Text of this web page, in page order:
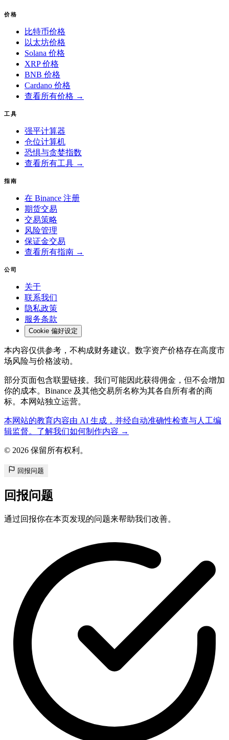
价格
比特币价格
以太坊价格
Solana 价格
XRP 价格
BNB 价格
Cardano 价格
查看所有价格 →
工具
强平计算器
仓位计算机
恐惧与贪婪指数
查看所有工具 →
指南
在 Binance 注册
期货交易
交易策略
风险管理
保证金交易
查看所有指南 →
公司
关于
联系我们
隐私政策
服务条款
Cookie 偏好设定
本内容仅供参考，不构成财务建议。数字资产价格存在高度市
场风险与价格波动。
部分页面包含联盟链接。我们可能因此获得佣金，但不会增加
你的成本。Binance 及其他交易所名称为其各自所有者的商
标。本网站独立运营。
本网站的教育内容由 AI 生成，并经自动准确性检查与人工编
辑监督。了解我们如何制作内容 →
© 2026 保留所有权利。
回报问题
回报问题
通过回报你在本页发现的问题来帮助我们改善。